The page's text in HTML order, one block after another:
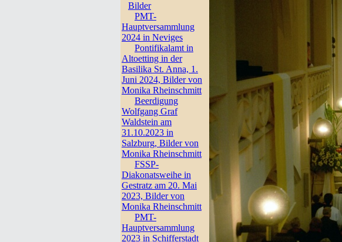
Bilder
PMT-
Hauptversammlung
2024 in Neviges
Pontifikalamt in
Altoetting in der
Basilika St. Anna, 1.
Juni 2024, Bilder von
Monika Rheinschmitt
Beerdigung
Wolfgang Graf
Waldstein am
31.10.2023 in
Salzburg, Bilder von
Monika Rheinschmitt
FSSP-
Diakonatsweihe in
Gestratz am 20. Mai
2023, Bilder von
Monika Rheinschmitt
PMT-
Hauptversammlung
2023 in Schifferstadt